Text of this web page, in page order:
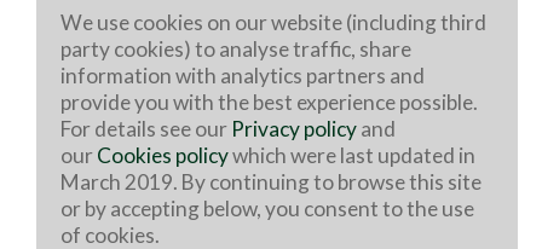
驗。他將小羔羊肉與昆布、蛤蠣等海鮮食材一同熬
煮，驚訝地發現，羊肉不僅沒有搶味，反而像催化
劑一般，激盪出湯頭更深邃、更有層次的甜味與香
氣。這場探索「未知之鮮」的旅程還在繼續，甚至
連台灣原住民的米鹽發酵技法，也被納入了他的廚
房實驗室。原來，羊肉不只是主角，它還有作為
「鮮味放大器」的未知潛力。
We use cookies on our website (including third
party cookies) to analyse traffic, share
information with analytics partners and
provide you with the best experience possible.
For details see our Privacy policyand
ourCookies policywhich were last updated in
March 2019. By continuing to browse this site
or by accepting below, you consent to the use
of cookies.